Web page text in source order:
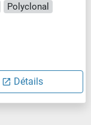
Polyclonal
Détails